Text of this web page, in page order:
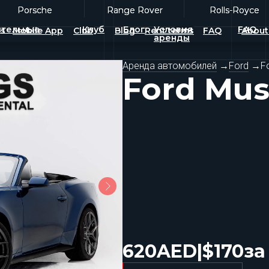
Клуб Блог Условия
аренды
FAQ
Club Blog FAQ
Rent terms
Mobile App
Rolls-Royce
Range Rover
Porsche Rolls-Royce
Range Rover
Porsche
Аренда автомобилей → Ford →
Ford
620AED|$170